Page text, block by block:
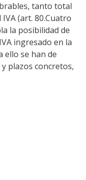
tanto total
(art. 80.Cuatro
la posibilidad de
ingresado en la
se han de
plazos concretos,